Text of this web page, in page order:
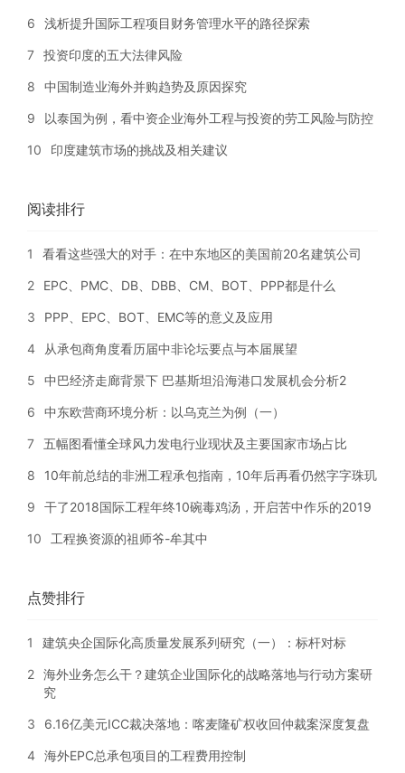
6 浅析提升国际工程项目财务管理水平的路径探索
7 投资印度的五大法律风险
8 中国制造业海外并购趋势及原因探究
9 以泰国为例，看中资企业海外工程与投资的劳工风险与防控
10 印度建筑市场的挑战及相关建议
阅读排行
1 看看这些强大的对手：在中东地区的美国前20名建筑公司
2 EPC、PMC、DB、DBB、CM、BOT、PPP都是什么
3 PPP、EPC、BOT、EMC等的意义及应用
4 从承包商角度看历届中非论坛要点与本届展望
5 中巴经济走廊背景下 巴基斯坦沿海港口发展机会分析2
6 中东欧营商环境分析：以乌克兰为例（一）
7 五幅图看懂全球风力发电行业现状及主要国家市场占比
8 10年前总结的非洲工程承包指南，10年后再看仍然字字珠玑
9 干了2018国际工程年终10碗毒鸡汤，开启苦中作乐的2019
10 工程换资源的祖师爷-牟其中
点赞排行
1 建筑央企国际化高质量发展系列研究（一）：标杆对标
2 海外业务怎么干？建筑企业国际化的战略落地与行动方案研
究
3 6.16亿美元ICC裁决落地：喀麦隆矿权收回仲裁案深度复盘
4 海外EPC总承包项目的工程费用控制